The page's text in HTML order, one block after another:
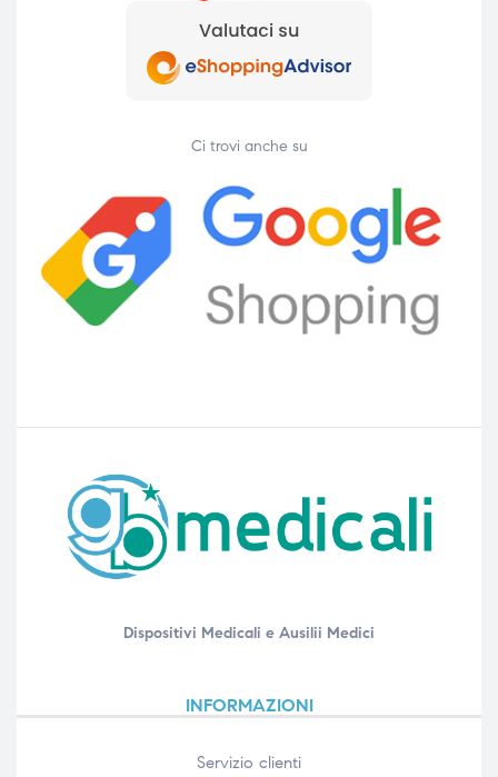
Ci trovi anche su
Dispositivi Medicali e Ausilii Medici
INFORMAZIONI
Servizio clienti